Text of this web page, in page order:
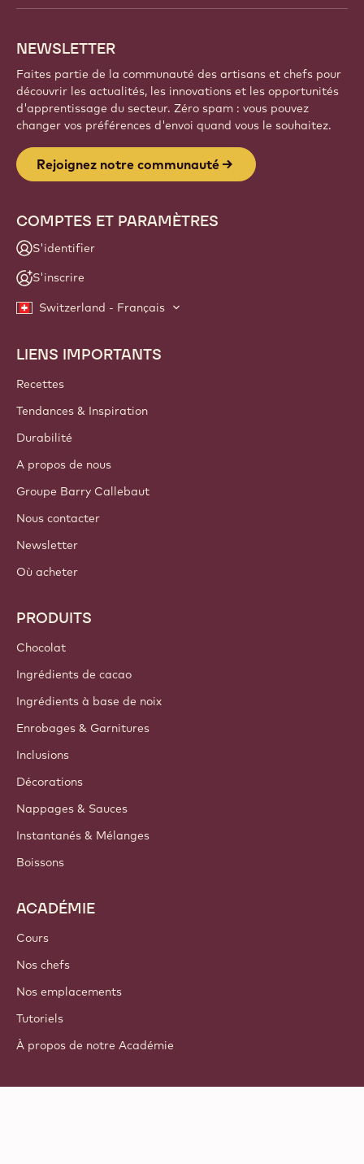
NEWSLETTER
Faites partie de la communauté des artisans et chefs pour
découvrir les actualités, les innovations et les opportunités
d'apprentissage du secteur. Zéro spam : vous pouvez
changer vos préférences d'envoi quand vous le souhaitez.
Rejoignez notre communauté
COMPTES ET PARAMÈTRES
S'identifier
S'inscrire
Switzerland - Français
Footer
Callebaut
LIENS IMPORTANTS
Recettes
Tendances & Inspiration
Durabilité
A propos de nous
Groupe Barry Callebaut
Nous contacter
Newsletter
Où acheter
PRODUITS
Chocolat
Ingrédients de cacao
Ingrédients à base de noix
Enrobages & Garnitures
Inclusions
Décorations
Nappages & Sauces
Instantanés & Mélanges
Boissons
ACADÉMIE
Cours
Nos chefs
Nos emplacements
Tutoriels
À propos de notre Académie